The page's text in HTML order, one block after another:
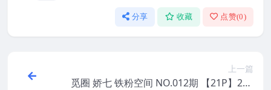
分享 收藏 点赞(0)
上一篇
觅圈 娇七 铁粉空间 NO.012期 【21P】202